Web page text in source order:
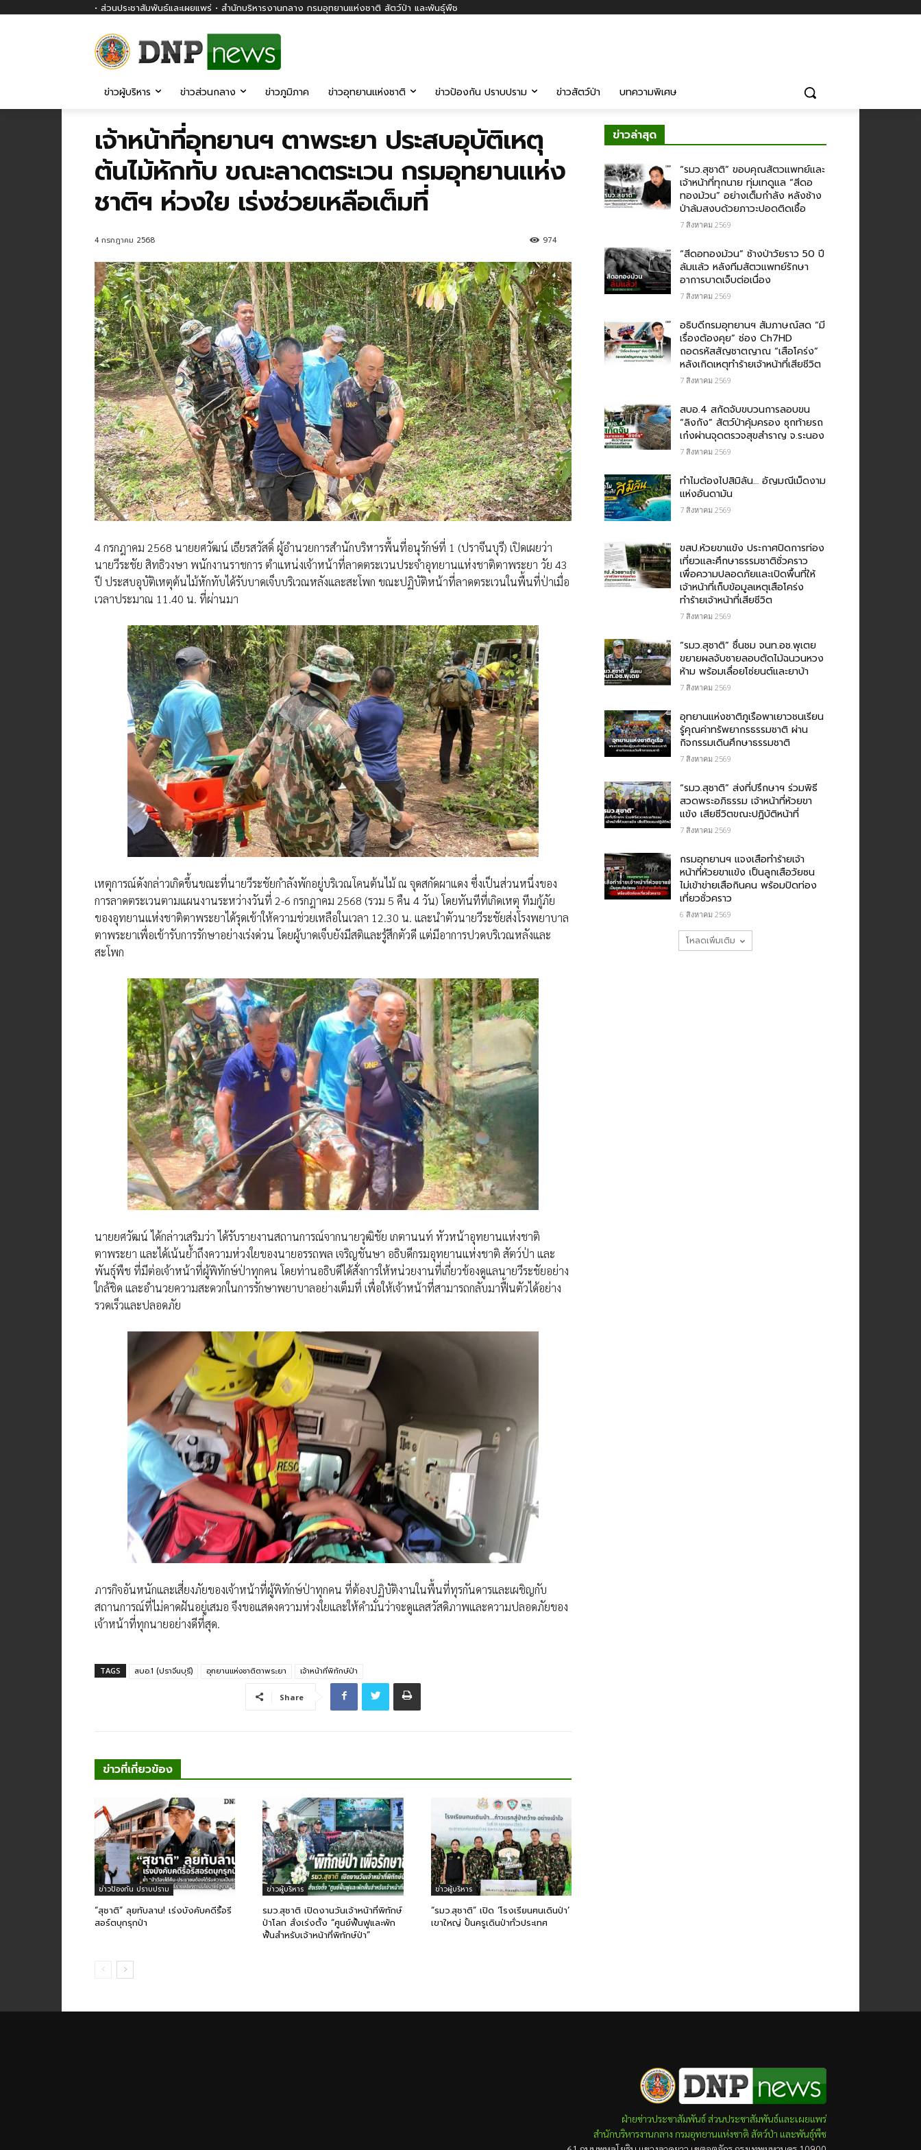
• ส่วนประชาสัมพันธ์และเผยแพร่ • สำนักบริหารงานกลาง กรมอุทยานแห่งชาติ สัตว์ป่า และพันธุ์พืช
ข่าวผู้บริหาร ข่าวส่วนกลาง ข่าวภูมิภาค ข่าวอุทยานแห่งชาติ ข่าวป้องกัน ปราบปราม ข่าวสัตว์ป่า บทความพิเศษ
เจ้าหน้าที่อุทยานฯ ตาพระยา ประสบอุบัติเหตุ
ต้นไม้หักทับ ขณะลาดตระเวน กรมอุทยานแห่ง
ชาติฯ ห่วงใย เร่งช่วยเหลือเต็มที่
4 กรกฎาคม 2568 974
4 กรกฎาคม 2568 นายยศวัฒน์ เธียรสวัสดิ์ ผู้อำนวยการสำนักบริหารพื้นที่อนุรักษ์ที่ 1 (ปราจีนบุรี) เปิดเผยว่า
นายวีระชัย สิทธิวงษา พนักงานราชการ ตำแหน่งเจ้าหน้าที่ลาดตระเวนประจำอุทยานแห่งชาติตาพระยา วัย 43
ปี ประสบอุบัติเหตุต้นไม้หักทับได้รับบาดเจ็บบริเวณหลังและสะโพก ขณะปฏิบัติหน้าที่ลาดตระเวนในพื้นที่ป่าเมื่อ
เวลาประมาณ 11.40 น. ที่ผ่านมา
เหตุการณ์ดังกล่าวเกิดขึ้นขณะที่นายวีระชัยกำลังพักอยู่บริเวณโคนต้นไม้ ณ จุดสกัดผาแดง ซึ่งเป็นส่วนหนึ่งของ
การลาดตระเวนตามแผนงานระหว่างวันที่ 2-6 กรกฎาคม 2568 (รวม 5 คืน 4 วัน) โดยทันทีที่เกิดเหตุ ทีมกู้ภัย
ของอุทยานแห่งชาติตาพระยาได้รุดเข้าให้ความช่วยเหลือในเวลา 12.30 น. และนำตัวนายวีระชัยส่งโรงพยาบาล
ตาพระยาเพื่อเข้ารับการรักษาอย่างเร่งด่วน โดยผู้บาดเจ็บยังมีสติและรู้สึกตัวดี แต่มีอาการปวดบริเวณหลังและ
สะโพก
นายยศวัฒน์ ได้กล่าวเสริมว่า ได้รับรายงานสถานการณ์จากนายวุฒิชัย เกตานนท์ หัวหน้าอุทยานแห่งชาติ
ตาพระยา และได้เน้นย้ำถึงความห่วงใยของนายอรรถพล เจริญชันษา อธิบดีกรมอุทยานแห่งชาติ สัตว์ป่า และ
พันธุ์พืช ที่มีต่อเจ้าหน้าที่ผู้พิทักษ์ป่าทุกคน โดยท่านอธิบดีได้สั่งการให้หน่วยงานที่เกี่ยวข้องดูแลนายวีระชัยอย่าง
ใกล้ชิด และอำนวยความสะดวกในการรักษาพยาบาลอย่างเต็มที่ เพื่อให้เจ้าหน้าที่สามารถกลับมาฟื้นตัวได้อย่าง
รวดเร็วและปลอดภัย
ภารกิจอันหนักและเสี่ยงภัยของเจ้าหน้าที่ผู้พิทักษ์ป่าทุกคน ที่ต้องปฏิบัติงานในพื้นที่ทุรกันดารและเผชิญกับ
สถานการณ์ที่ไม่คาดฝันอยู่เสมอ จึงขอแสดงความห่วงใยและให้คำมั่นว่าจะดูแลสวัสดิภาพและความปลอดภัยของ
เจ้าหน้าที่ทุกนายอย่างดีที่สุด.
TAGS สบอ.1 (ปราจีนบุรี) อุทยานแห่งชาติตาพระยา เจ้าหน้าที่พิทักษ์ป่า
Share
ข่าวที่เกี่ยวข้อง
ข่าวป้องกัน ปราบปราม
“สุชาติ” ลุยทับลาน! เร่งบังคับคดีรื้อรี
สอร์ตบุกรุกป่า
ข่าวผู้บริหาร
รมว.สุชาติ​ เปิดงานวันเจ้าหน้าที่พิทักษ์
ป่าโลก​ สั่งเร่งตั้ง “ศูนย์ฟื้นฟูและพัก
ฟื้นสำหรับเจ้าหน้าที่พิทักษ์ป่า”
ข่าวผู้บริหาร
“รมว.สุชาติ” เปิด ‘โรงเรียนฅนเดินป่า’
เขาใหญ่ ปั้นครูเดินป่าทั่วประเทศ
ข่าวล่าสุด
“รมว.สุชาติ” ขอบคุณสัตวแพทย์และ
เจ้าหน้าที่ทุกนาย ทุ่มเทดูแล “สีดอ
ทองม้วน” อย่างเต็มกำลัง หลังช้าง
ป่าล้มสงบด้วยภาวะปอดติดเชื้อ
7 สิงหาคม 2569
“สีดอทองม้วน” ช้างป่าวัยราว 50 ปี
ล้มแล้ว หลังทีมสัตวแพทย์รักษา
อาการบาดเจ็บต่อเนื่อง
7 สิงหาคม 2569
อธิบดีกรมอุทยานฯ สัมภาษณ์สด “มี
เรื่องต้องคุย” ช่อง Ch7HD
ถอดรหัสสัญชาตญาณ “เสือโคร่ง”
หลังเกิดเหตุทำร้ายเจ้าหน้าที่เสียชีวิต
7 สิงหาคม 2569
สบอ.4 สกัดจับขบวนการลอบขน
“ลิงกัง” สัตว์ป่าคุ้มครอง ซุกท้ายรถ
เก๋งผ่านจุดตรวจสุขสำราญ จ.ระนอง
7 สิงหาคม 2569
ทำไมต้องไปสิมิลัน… อัญมณีเม็ดงาม
แห่งอันดามัน
7 สิงหาคม 2569
ขสป.ห้วยขาแข้ง ประกาศปิดการท่อง
เที่ยวและศึกษาธรรมชาติชั่วคราว
เพื่อความปลอดภัยและเปิดพื้นที่ให้
เจ้าหน้าที่เก็บข้อมูลเหตุเสือโคร่ง
ทำร้ายเจ้าหน้าที่เสียชีวิต
7 สิงหาคม 2569
“รมว.สุชาติ” ชื่นชม​ จนท.อช.พุเตย​
ขยายผลจับชายลอบตัดไม้ฉนวนหวง
ห้าม พร้อมเลื่อยโซ่ยนต์และยาบ้า
7 สิงหาคม 2569
อุทยานแห่งชาติภูเรือพาเยาวชนเรียน
รู้คุณค่าทรัพยากรธรรมชาติ ผ่าน
กิจกรรมเดินศึกษาธรรมชาติ
7 สิงหาคม 2569
“รมว.สุชาติ” ส่งที่ปรึกษาฯ ร่วมพิธี
สวดพระอภิธรรม เจ้าหน้าที่ห้วยขา
แข้ง เสียชีวิตขณะปฏิบัติหน้าที่
7 สิงหาคม 2569
กรม​อุทยานฯ แจงเสือทำร้ายเจ้า
หน้าที่ห้วยขาแข้ง เป็นลูกเสือวัยซน
ไม่เข้าข่ายเสือกินคน พร้อมปิดท่อง
เที่ยวชั่วคราว
6 สิงหาคม 2569
โหลดเพิ่มเติม
ฝ่ายข่าวประชาสัมพันธ์ ส่วนประชาสัมพันธ์และเผยแพร่
สำนักบริหารงานกลาง กรมอุทยานแห่งชาติ สัตว์ป่า และพันธุ์พืช